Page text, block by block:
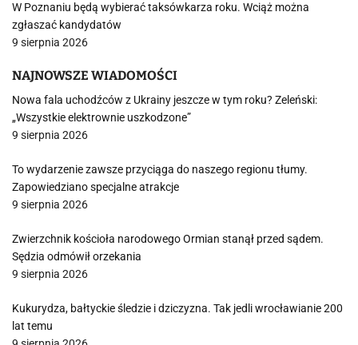
W Poznaniu będą wybierać taksówkarza roku. Wciąż można
zgłaszać kandydatów
9 sierpnia 2026
NAJNOWSZE WIADOMOŚCI
Nowa fala uchodźców z Ukrainy jeszcze w tym roku? Zeleński:
„Wszystkie elektrownie uszkodzone”
9 sierpnia 2026
To wydarzenie zawsze przyciąga do naszego regionu tłumy.
Zapowiedziano specjalne atrakcje
9 sierpnia 2026
Zwierzchnik kościoła narodowego Ormian stanął przed sądem.
Sędzia odmówił orzekania
9 sierpnia 2026
Kukurydza, bałtyckie śledzie i dziczyzna. Tak jedli wrocławianie 200
lat temu